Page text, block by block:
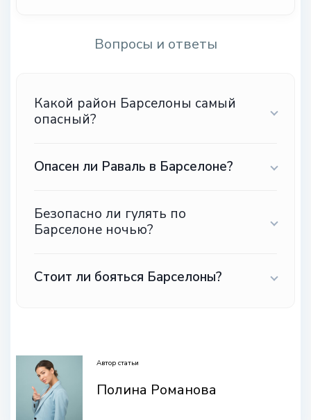
Вопросы и ответы
Какой район Барселоны самый
опасный?
Опасен ли Раваль в Барселоне?
Безопасно ли гулять по
Барселоне ночью?
Стоит ли бояться Барселоны?
Автор статьи
Полина Романова